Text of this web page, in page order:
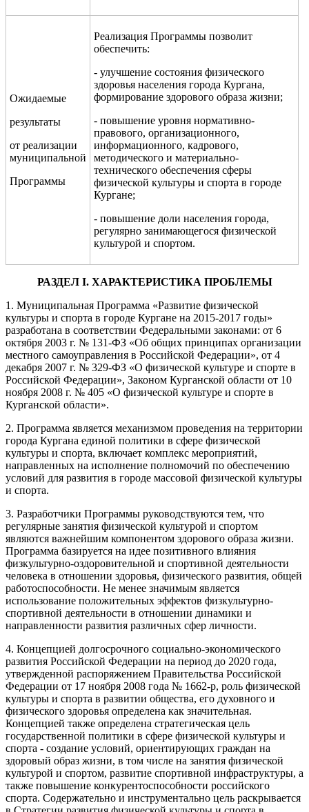
Ожидаемые
результаты
от реализации
муниципальной
Программы
Реализация Программы позволит
обеспечить:
- улучшение состояния физического
здоровья населения города Кургана,
формирование здорового образа жизни;
- повышение уровня нормативно-
правового, организационного,
информационного, кадрового,
методического и материально-
технического обеспечения сферы
физической культуры и спорта в городе
Кургане;
- повышение доли населения города,
регулярно занимающегося физической
культурой и спортом.
РАЗДЕЛ I. ХАРАКТЕРИСТИКА ПРОБЛЕМЫ
1. Муниципальная Программа «Развитие физической
культуры и спорта в городе Кургане на 2015-2017 годы»
разработана в соответствии Федеральными законами: от 6
октября 2003 г. № 131-ФЗ «Об общих принципах организации
местного самоуправления в Российской Федерации», от 4
декабря 2007 г. № 329-ФЗ «О физической культуре и спорте в
Российской Федерации», Законом Курганской области от 10
ноября 2008 г. № 405 «О физической культуре и спорте в
Курганской области».
2. Программа является механизмом проведения на территории
города Кургана единой политики в сфере физической
культуры и спорта, включает комплекс мероприятий,
направленных на исполнение полномочий по обеспечению
условий для развития в городе массовой физической культуры
и спорта.
3. Разработчики Программы руководствуются тем, что
регулярные занятия физической культурой и спортом
являются важнейшим компонентом здорового образа жизни.
Программа базируется на идее позитивного влияния
физкультурно-оздоровительной и спортивной деятельности
человека в отношении здоровья, физического развития, общей
работоспособности. Не менее значимым является
использование положительных эффектов физкультурно-
спортивной деятельности в отношении динамики и
направленности развития различных сфер личности.
4. Концепцией долгосрочного социально-экономического
развития Российской Федерации на период до 2020 года,
утвержденной распоряжением Правительства Российской
Федерации от 17 ноября 2008 года № 1662-р, роль физической
культуры и спорта в развитии общества, его духовного и
физического здоровья определена как значительная.
Концепцией также определена стратегическая цель
государственной политики в сфере физической культуры и
спорта - создание условий, ориентирующих граждан на
здоровый образ жизни, в том числе на занятия физической
культурой и спортом, развитие спортивной инфраструктуры, а
также повышение конкурентоспособности российского
спорта. Содержательно и инструментально цель раскрывается